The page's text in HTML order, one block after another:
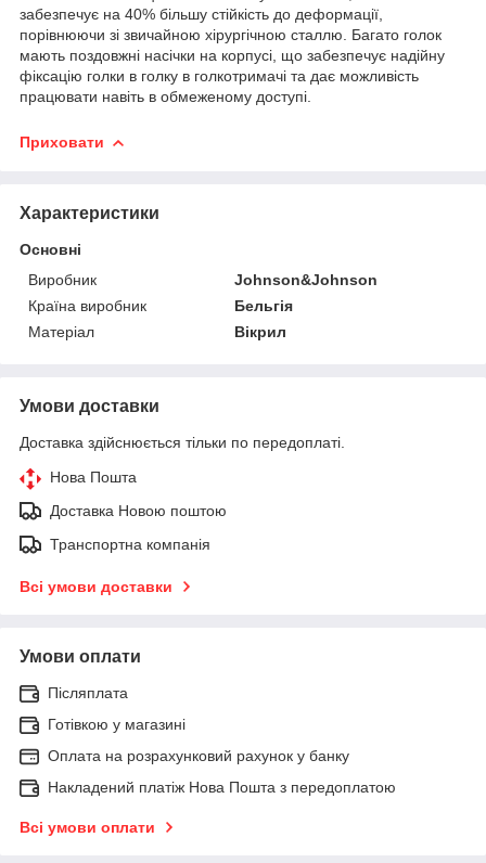
забезпечує на 40% більшу стійкість до деформації,
порівнюючи зі звичайною хірургічною сталлю. Багато голок
мають поздовжні насічки на корпусі, що забезпечує надійну
фіксацію голки в голку в голкотримачі та дає можливість
працювати навіть в обмеженому доступі.
Приховати
Характеристики
Основні
Виробник
Johnson&Johnson
Країна виробник
Бельгія
Матеріал
Вікрил
Умови доставки
Доставка здійснюється тільки по передоплаті.
Нова Пошта
Доставка Новою поштою
Транспортна компанія
Всі умови доставки
Умови оплати
Післяплата
Готівкою у магазині
Оплата на розрахунковий рахунок у банку
Накладений платіж Нова Пошта з передоплатою
Всі умови оплати